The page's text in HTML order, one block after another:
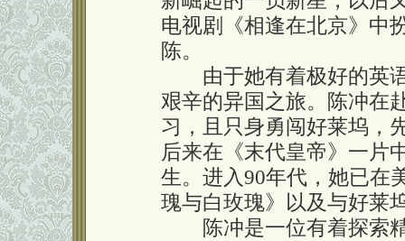
电视剧《相逢在北京》中
陈。
由于她有着极好的英语
艰辛的异国之旅。陈冲在
习，且只身勇闯好莱坞，
后来在《末代皇帝》一片
生。进入90年代，她已在
瑰与白玫瑰》以及与好莱
陈冲是一位有着探索精